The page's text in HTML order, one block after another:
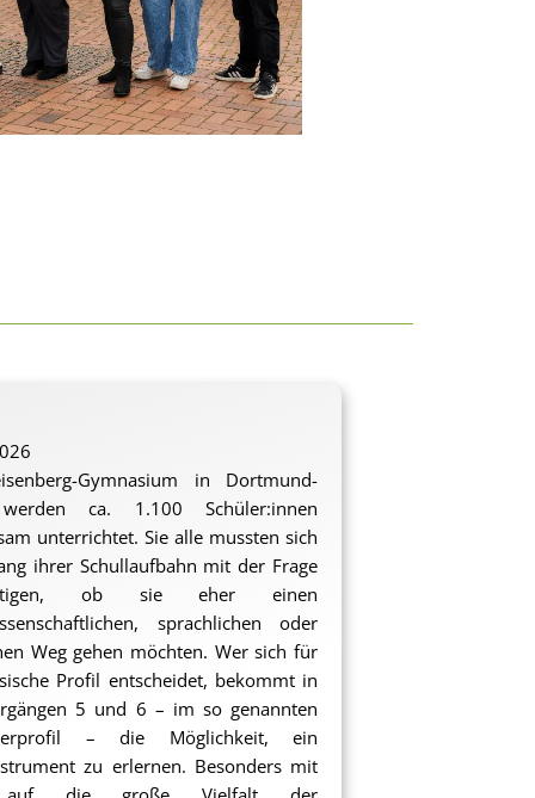
Gymnasium in Dortmund-
ca. 1.100 Schüler:innen
unterrichtet. Sie alle mussten sich
ihrer Schullaufbahn mit der Frage
ob sie eher einen
sprachlichen oder
Weg gehen möchten. Wer sich für
Profil entscheidet, bekommt in
5 und 6 – im so genannten
– die Möglichkeit, ein
zu erlernen. Besonders mit